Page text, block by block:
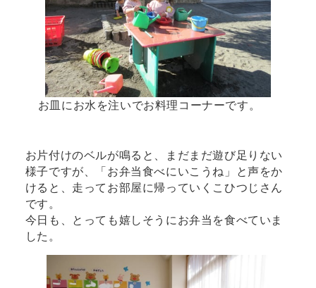
お皿にお水を注いでお料理コーナーです。
お片付けのベルが鳴ると、まだまだ遊び足りない
様子ですが、「お弁当食べにいこうね」と声をか
けると、走ってお部屋に帰っていくこひつじさん
です。
今日も、とっても嬉しそうにお弁当を食べていま
した。